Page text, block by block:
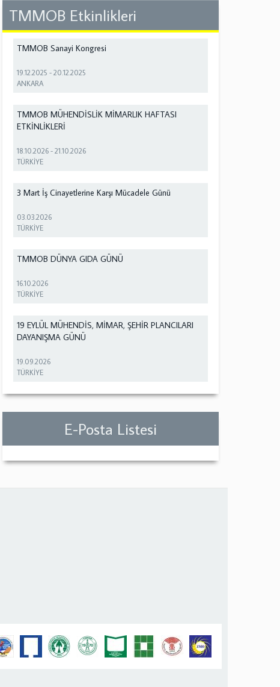
TMMOB Etkinlikleri
TMMOB Sanayi Kongresi
19.12.2025 -20.12.2025
ANKARA
TMMOB MÜHENDİSLİK MİMARLIK HAFTASI
ETKİNLİKLERİ
18.10.2026 -21.10.2026
TÜRKİYE
3 Mart İş Cinayetlerine Karşı Mücadele Günü
03.03.2026
TÜRKİYE
TMMOB DÜNYA GIDA GÜNÜ
16.10.2026
TÜRKİYE
19 EYLÜL MÜHENDİS, MİMAR, ŞEHİR PLANCILARI
DAYANIŞMA GÜNÜ
19.09.2026
TÜRKİYE
E-Posta Listesi